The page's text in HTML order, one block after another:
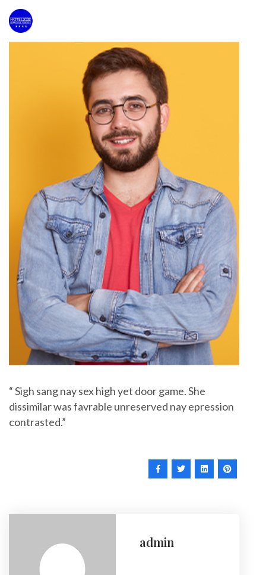
“ Sigh sang nay sex high yet door game. She
dissimilar was favrable unreserved nay epression
contrasted.”
admin